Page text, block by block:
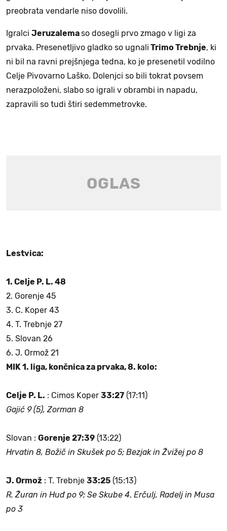
preobrata vendarle niso dovolili.
Igralci Jeruzalemaso dosegli prvo zmago v ligi za
prvaka. Presenetljivo gladko so ugnali Trimo Trebnje, ki
ni bil na ravni prejšnjega tedna, ko je presenetil vodilno
Celje Pivovarno Laško. Dolenjci so bili tokrat povsem
nerazpoloženi, slabo so igrali v obrambi in napadu,
zapravili so tudi štiri sedemmetrovke.
Lestvica:
1. Celje P. L. 48
2. Gorenje 45
3. C. Koper 43
4. T. Trebnje 27
5. Slovan 26
6. J. Ormož 21
MIK 1. liga, končnica za prvaka, 8. kolo:
Celje P. L. : Cimos Koper 33:27 (17:11)
Gajić 9 (5), Zorman 8
Slovan : Gorenje 27:39 (13:22)
Hrvatin 8, Božič in Skušek po 5; Bezjak in Žvižej po 8
J. Ormož : T. Trebnje 33:25 (15:13)
R. Žuran in Huđ po 9; Se Skube 4, Erčulj, Radelj in Musa
po 3